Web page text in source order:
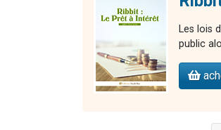
Les lois
public